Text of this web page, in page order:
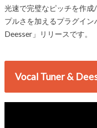
光速で完璧なピッチを作
プルさを加えるプラグイ
Deesser」リリースです。
Vocal Tuner &